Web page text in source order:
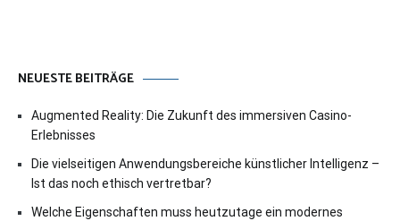
NEUESTE BEITRÄGE
Augmented Reality: Die Zukunft des immersiven Casino-
Erlebnisses
Die vielseitigen Anwendungsbereiche künstlicher Intelligenz –
Ist das noch ethisch vertretbar?
Welche Eigenschaften muss heutzutage ein modernes